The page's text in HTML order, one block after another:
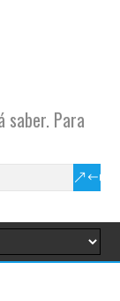
saber. Para